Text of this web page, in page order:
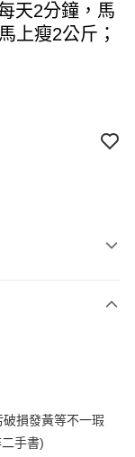
天2分鐘，馬
上瘦2公斤；
損發黃等不一瑕
手書)